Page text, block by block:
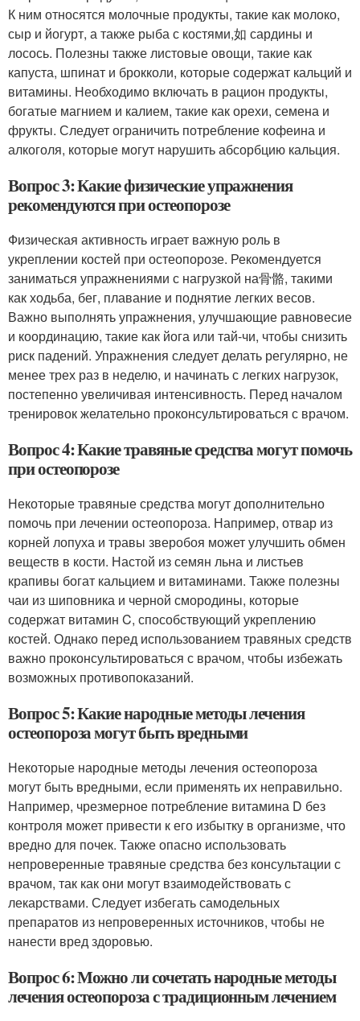
К ним относятся молочные продукты, такие как молоко,
сыр и йогурт, а также рыба с костями,如 сардины и
лосось. Полезны также листовые овощи, такие как
капуста, шпинат и брокколи, которые содержат кальций и
витамины. Необходимо включать в рацион продукты,
богатые магнием и калием, такие как орехи, семена и
фрукты. Следует ограничить потребление кофеина и
алкоголя, которые могут нарушить абсорбцию кальция.
Вопрос 3: Какие физические упражнения
рекомендуются при остеопорозе
Физическая активность играет важную роль в
укреплении костей при остеопорозе. Рекомендуется
заниматься упражнениями с нагрузкой на骨骼, такими
как ходьба, бег, плавание и поднятие легких весов.
Важно выполнять упражнения, улучшающие равновесие
и координацию, такие как йога или тай-чи, чтобы снизить
риск падений. Упражнения следует делать регулярно, не
менее трех раз в неделю, и начинать с легких нагрузок,
постепенно увеличивая интенсивность. Перед началом
тренировок желательно проконсультироваться с врачом.
Вопрос 4: Какие травяные средства могут помочь
при остеопорозе
Некоторые травяные средства могут дополнительно
помочь при лечении остеопороза. Например, отвар из
корней лопуха и травы зверобоя может улучшить обмен
веществ в кости. Настой из семян льна и листьев
крапивы богат кальцием и витаминами. Также полезны
чаи из шиповника и черной смородины, которые
содержат витамин C, способствующий укреплению
костей. Однако перед использованием травяных средств
важно проконсультироваться с врачом, чтобы избежать
возможных противопоказаний.
Вопрос 5: Какие народные методы лечения
остеопороза могут быть вредными
Некоторые народные методы лечения остеопороза
могут быть вредными, если применять их неправильно.
Например, чрезмерное потребление витамина D без
контроля может привести к его избытку в организме, что
вредно для почек. Также опасно использовать
непроверенные травяные средства без консультации с
врачом, так как они могут взаимодействовать с
лекарствами. Следует избегать самодельных
препаратов из непроверенных источников, чтобы не
нанести вред здоровью.
Вопрос 6: Можно ли сочетать народные методы
лечения остеопороза с традиционным лечением